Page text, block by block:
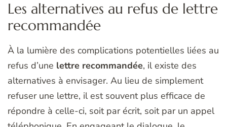
Les alternatives au refus de lettre
recommandée
À la lumière des complications potentielles liées au
refus d’une lettre recommandée, il existe des
alternatives à envisager. Au lieu de simplement
refuser une lettre, il est souvent plus efficace de
répondre à celle-ci, soit par écrit, soit par un appel